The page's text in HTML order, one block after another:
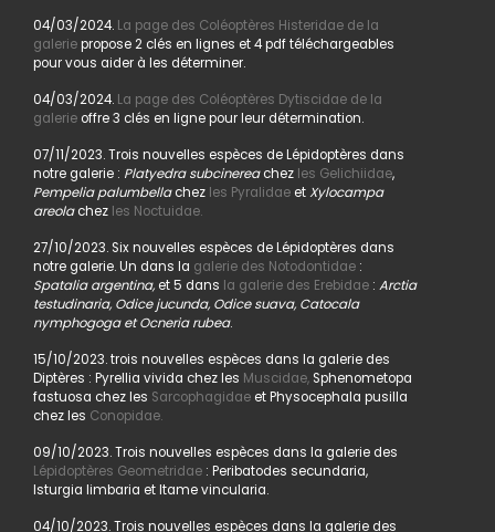
04/03/2024. La page des Coléoptères Histeridae de la
galeriepropose 2 clés en lignes et 4 pdf téléchargeables
pour vous aider à les déterminer.
04/03/2024. La page des Coléoptères Dytiscidae de la
galerieoffre 3 clés en ligne pour leur détermination.
07/11/2023. Trois nouvelles espèces de Lépidoptères dans
notre galerie : Platyedra subcinereachez les Gelichiidae,
Pempelia palumbellachez les PyralidaeetXylocampa
areolachez les Noctuidae.
27/10/2023. Six nouvelles espèces de Lépidoptères dans
notre galerie. Un dans la galerie des Notodontidae:
Spatalia argentina, et 5 dans la galerie des Erebidae: Arctia
testudinaria, Odice jucunda, Odice suava, Catocala
nymphogoga et Ocneria rubea.
15/10/2023. trois nouvelles espèces dans la galerie des
Diptères : Pyrellia vivida chez les Muscidae,Sphenometopa
fastuosa chez les Sarcophagidaeet Physocephala pusilla
chez les Conopidae.
09/10/2023. Trois nouvelles espèces dans la galerie des
Lépidoptères Geometridae: Peribatodes secundaria,
Isturgia limbaria et Itame vincularia.
04/10/2023. Trois nouvelles espèces dans la galerie des